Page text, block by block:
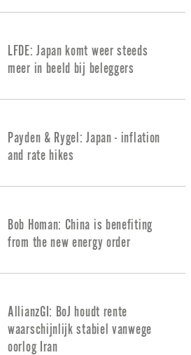
LFDE: Japan komt weer steeds
meer in beeld bij beleggers
Payden & Rygel: Japan - inflation
and rate hikes
Bob Homan: China is benefiting
from the new energy order
AllianzGI: BoJ houdt rente
waarschijnlijk stabiel vanwege
oorlog Iran